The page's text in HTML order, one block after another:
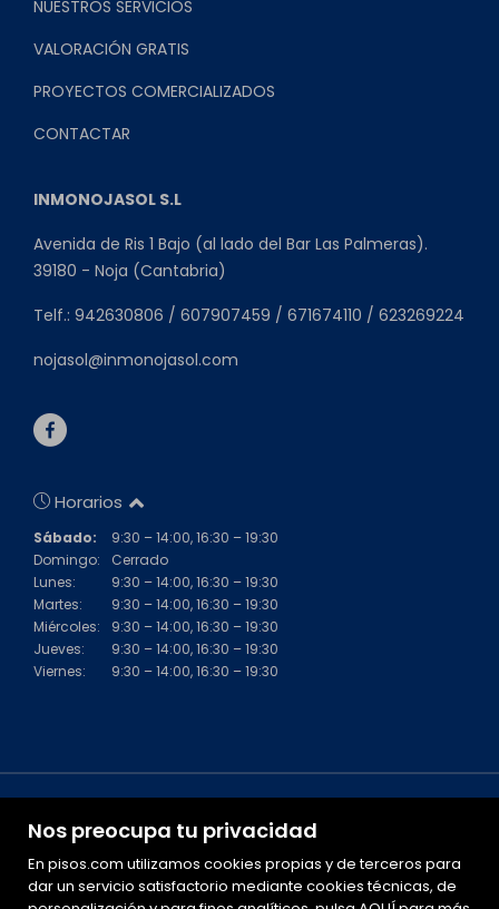
Nos preocupa tu privacidad
En pisos.com utilizamos cookies propias y de terceros para
dar un servicio satisfactorio mediante cookies técnicas, de
NUESTROS SERVICIOS
VALORACIÓN GRATIS
PROYECTOS COMERCIALIZADOS
CONTACTAR
INMONOJASOL S.L
Avenida de Ris 1 Bajo (al lado del Bar Las Palmeras).
39180 - Noja (Cantabria)
Telf.: 942630806 / 607907459 / 671674110 / 623269224
nojasol@inmonojasol.com
Horarios
Sábado:
9:30 – 14:00, 16:30 – 19:30
Domingo:
Cerrado
Lunes:
9:30 – 14:00, 16:30 – 19:30
Martes:
9:30 – 14:00, 16:30 – 19:30
Miércoles:
9:30 – 14:00, 16:30 – 19:30
Jueves:
9:30 – 14:00, 16:30 – 19:30
Viernes:
9:30 – 14:00, 16:30 – 19:30